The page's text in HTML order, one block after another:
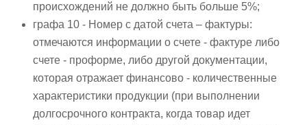
происхождений не должно быть больше 5%;
графа 10 - Номер с датой счета – фактуры:
отмечаются информации о счете - фактуре либо
счете - проформе, либо другой документации,
которая отражает финансово - количественные
характеристики продукции (при выполнении
долгосрочного контракта, когда товар идет